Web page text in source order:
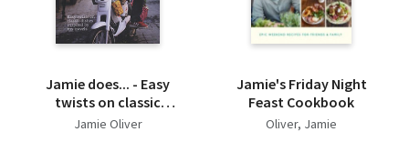
Jamie does... - Easy
twists on classic
dishes inspired by my
Jamie Oliver
Jamie's Friday Night
Feast Cookbook
Oliver, Jamie